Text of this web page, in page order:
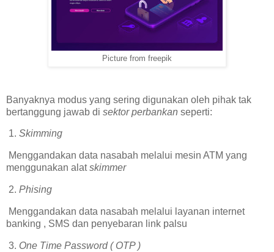
Picture from freepik
Banyaknya modus yang sering digunakan oleh pihak tak
bertanggung jawab di sektor perbankan seperti:
1. Skimming
Menggandakan data nasabah melalui mesin ATM yang
menggunakan alatskimmer
2. Phising
Menggandakan data nasabah melalui layanan internet
banking , SMS dan penyebaran link palsu
3. One Time Password ( OTP )